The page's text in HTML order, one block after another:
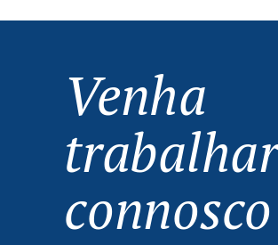
Venha
trabalhar
connosco